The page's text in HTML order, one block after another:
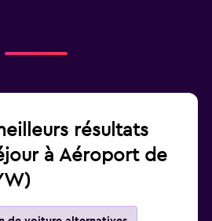
résultats
à Aéroport de